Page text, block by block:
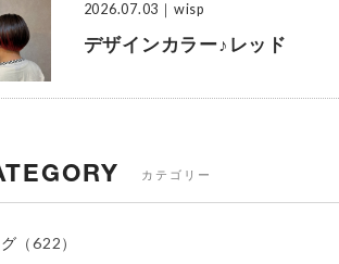
2026.07.03 ｜wisp
デザインカラー♪レッド
カテゴリー
（622）